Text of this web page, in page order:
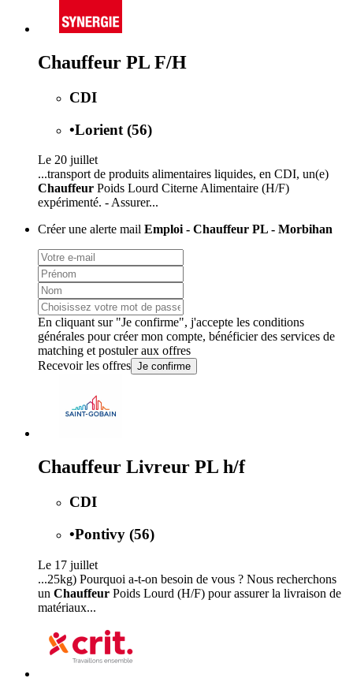
Chauffeur PL F/H
CDI
•Lorient (56)
Le 20 juillet
...transport de produits alimentaires liquides, en CDI, un(e)
Chauffeur Poids Lourd Citerne Alimentaire (H/F)
expérimenté. - Assurer...
Créer une alerte mail Emploi - Chauffeur PL - Morbihan
En cliquant sur "Je confirme", j'accepte les conditions
générales pour créer mon compte, bénéficier des services de
matching et postuler aux offres
Recevoir les offres Je confirme
Chauffeur Livreur PL h/f
CDI
•Pontivy (56)
Le 17 juillet
...25kg) Pourquoi a-t-on besoin de vous ? Nous recherchons
un Chauffeur Poids Lourd (H/F) pour assurer la livraison de
matériaux...